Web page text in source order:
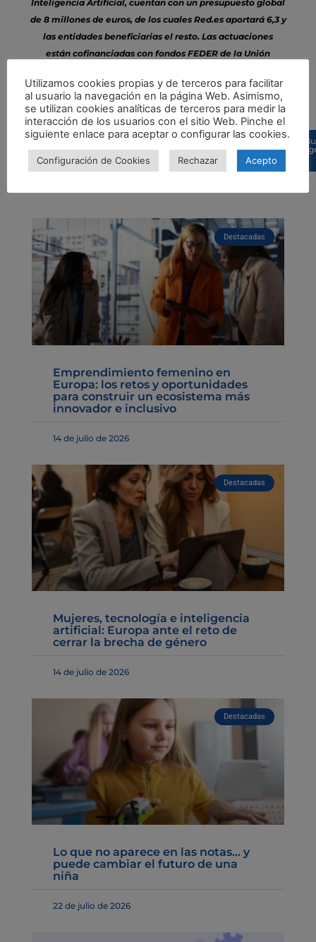
Inteligencia Artificial, cuentan con un presupuesto global
de 8 millones de euros, de los cuales Red.es aportará 6,3 y
las entidades beneficiarias el resto. Las actuaciones
están cofinanciadas con fondos FEDER de la Unión
Plurirregional de España FEDER 2014-2020 (POPE) bajo el
lema “Una manera de hacer Europa
Destacadas
Emprendimiento femenino en
Europa: los retos y oportunidades
para construir un ecosistema más
innovador e inclusivo
14 de julio de 2026
Destacadas
Mujeres, tecnología e inteligencia
artificial: Europa ante el reto de
cerrar la brecha de género
14 de julio de 2026
Destacadas
Lo que no aparece en las notas… y
puede cambiar el futuro de una
niña
22 de julio de 2026
Utilizamos cookies propias y de terceros para facilitar
al usuario la navegación en la página Web. Asimismo,
se utilizan cookies analíticas de terceros para medir la
interacción de los usuarios con el sitio Web. Pinche el
siguiente enlace para aceptar o configurar las cookies.
Configuración de Cookies Rechazar Acepto